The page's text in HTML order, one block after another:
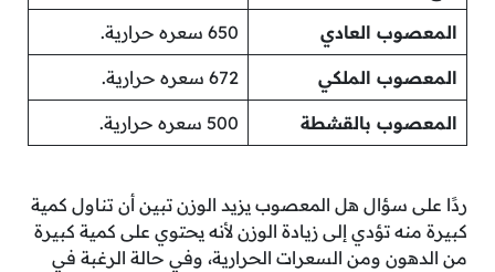
المعصوب العادي 650 سعره حرارية.
المعصوب الملكي 672 سعره حرارية.
المعصوب بالقشطة 500 سعره حرارية.
ردًا على سؤال هل المعصوب يزيد الوزن تبين أن تناول كمية
كبيرة منه تؤدي إلى زيادة الوزن لأنه يحتوي على كمية كبيرة
من الدهون ومن السعرات الحرارية، وفي حالة الرغبة في